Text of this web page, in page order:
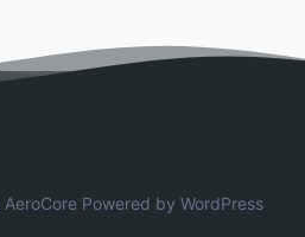
AeroCore Powered by WordPress